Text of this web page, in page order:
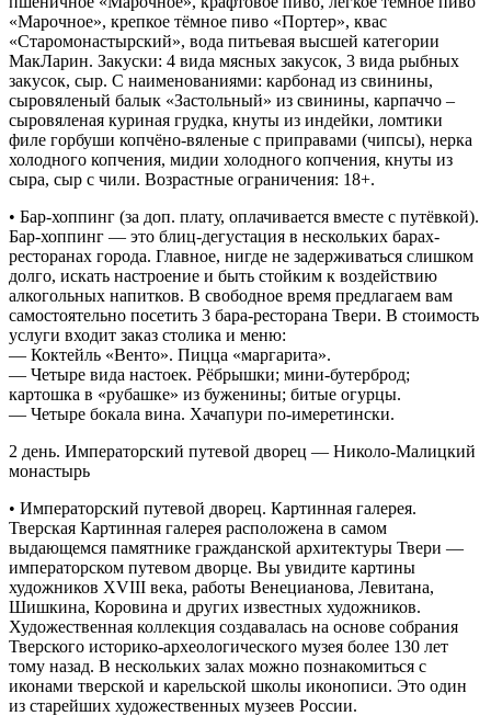
«Марочное», крепкое тёмное пиво «Портер», квас
«Старомонастырский», вода питьевая высшей категории
МакЛарин. Закуски: 4 вида мясных закусок, 3 вида рыбных
закусок, сыр. С наименованиями: карбонад из свинины,
сыровяленый балык «Застольный» из свинины, карпаччо –
сыровяленая куриная грудка, кнуты из индейки, ломтики
филе горбуши копчёно-вяленые с приправами (чипсы), нерка
холодного копчения, мидии холодного копчения, кнуты из
сыра, сыр с чили. Возрастные ограничения: 18+.
• Бар-хоппинг (за доп. плату, оплачивается вместе с путёвкой).
Бар-хоппинг — это блиц-дегустация в нескольких барах-
ресторанах города. Главное, нигде не задерживаться слишком
долго, искать настроение и быть стойким к воздействию
алкогольных напитков. В свободное время предлагаем вам
самостоятельно посетить 3 бара-ресторана Твери. В стоимость
услуги входит заказ столика и меню:
— Коктейль «Венто». Пицца «маргарита».
— Четыре вида настоек. Рёбрышки; мини-бутерброд;
картошка в «рубашке» из буженины; битые огурцы.
— Четыре бокала вина. Хачапури по-имеретински.
2 день. Императорский путевой дворец — Николо-Малицкий
монастырь
• Императорский путевой дворец. Картинная галерея.
Тверская Картинная галерея расположена в самом
выдающемся памятнике гражданской архитектуры Твери —
императорском путевом дворце. Вы увидите картины
художников XVIII века, работы Венецианова, Левитана,
Шишкина, Коровина и других известных художников.
Художественная коллекция создавалась на основе собрания
Тверского историко-археологического музея более 130 лет
тому назад. В нескольких залах можно познакомиться с
иконами тверской и карельской школы иконописи. Это один
из старейших художественных музеев России.